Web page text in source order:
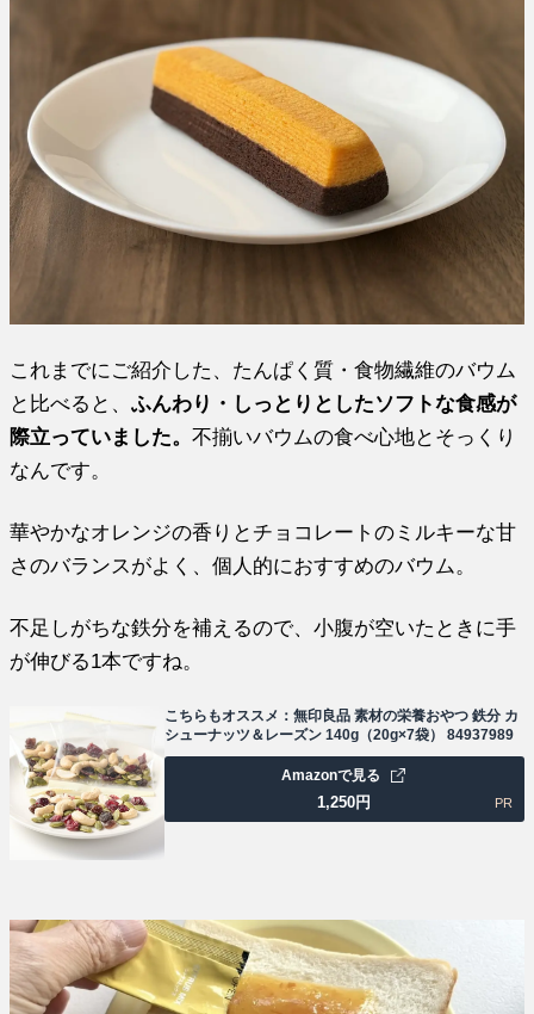
これまでにご紹介した、たんぱく質・食物繊維のバウム
と比べると、ふんわり・しっとりとしたソフトな食感が
際立っていました。不揃いバウムの食べ心地とそっくり
なんです。
華やかなオレンジの香りとチョコレートのミルキーな甘
さのバランスがよく、個人的におすすめのバウム。
不足しがちな鉄分を補えるので、小腹が空いたときに手
が伸びる1本ですね。
こちらもオススメ：無印良品 素材の栄養おやつ 鉄分 カ
シューナッツ＆レーズン 140g（20g×7袋） 84937989
1,250円
Amazonで見る
PR